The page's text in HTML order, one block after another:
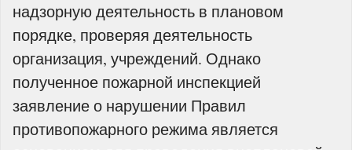
надзорную деятельность в плановом
порядке, проверяя деятельность
организация, учреждений. Однако
полученное пожарной инспекцией
заявление о нарушении Правил
противопожарного режима является